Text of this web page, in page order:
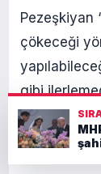
Pezeşkiyan
çökeceği
gibi
kullandı.